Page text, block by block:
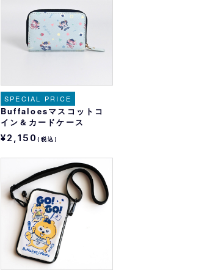
SPECIAL PRICE
Buffaloesマスコットコ
イン＆カードケース
¥2,150(税込)